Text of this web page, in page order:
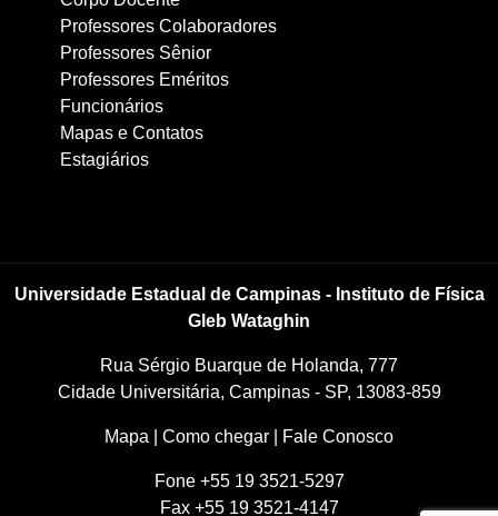
Professores Colaboradores
Professores Sênior
Professores Eméritos
Funcionários
Mapas e Contatos
Estagiários
Universidade Estadual de Campinas - Instituto de Física
Gleb Wataghin
Rua Sérgio Buarque de Holanda, 777
Cidade Universitária, Campinas - SP, 13083-859
Mapa Como chegar Fale Conosco
Fone +55 19 3521-5297
Fax +55 19 3521-4147